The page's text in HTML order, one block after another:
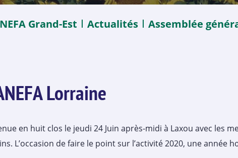
Grand-Est Actualités Assemblée
Lorraine
en huit clos le jeudi 24 Juin après-midi à Laxou avec les
L’occasion de faire le point sur l’activité 2020, une année